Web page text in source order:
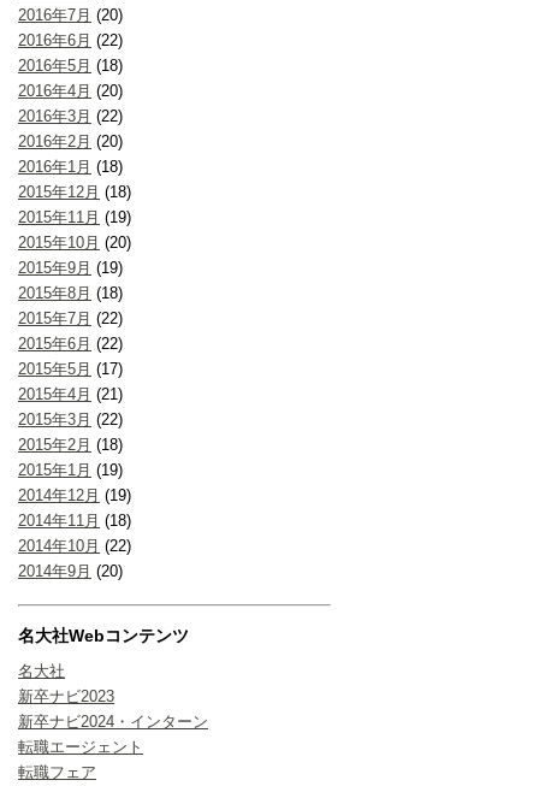
2016年7月 (20)
2016年6月 (22)
2016年5月 (18)
2016年4月 (20)
2016年3月 (22)
2016年2月 (20)
2016年1月 (18)
2015年12月 (18)
2015年11月 (19)
2015年10月 (20)
2015年9月 (19)
2015年8月 (18)
2015年7月 (22)
2015年6月 (22)
2015年5月 (17)
2015年4月 (21)
2015年3月 (22)
2015年2月 (18)
2015年1月 (19)
2014年12月 (19)
2014年11月 (18)
2014年10月 (22)
2014年9月 (20)
名大社Webコンテンツ
名大社
新卒ナビ2023
新卒ナビ2024・インターン
転職エージェント
転職フェア